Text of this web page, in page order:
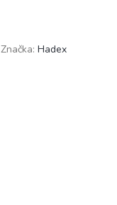
Značka: Hadex